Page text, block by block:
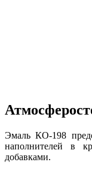
Эмаль КО-198
наполнителей в
добавками.